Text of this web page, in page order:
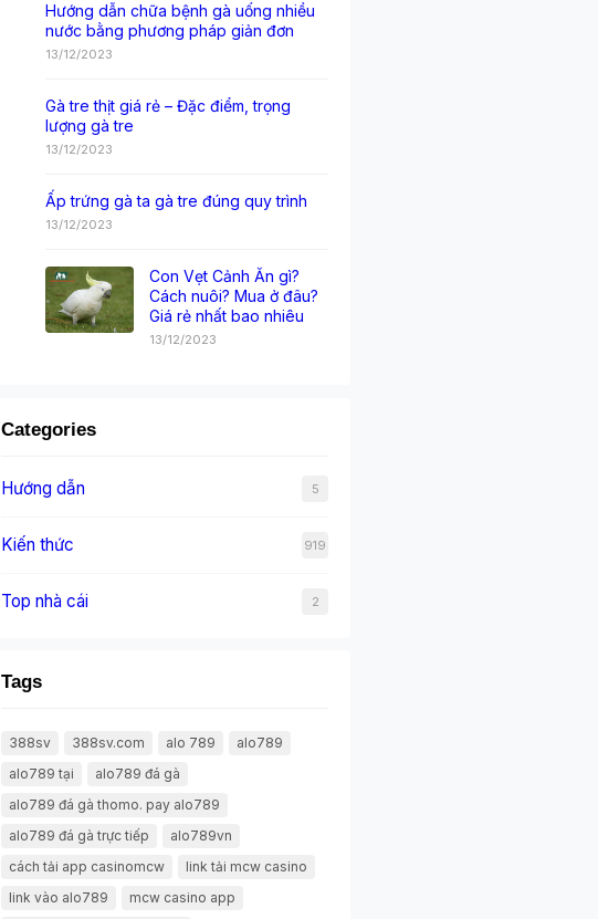
Hướng dẫn chữa bệnh gà uống nhiều
nước bằng phương pháp giản đơn
13/12/2023
Gà tre thịt giá rẻ – Đặc điểm, trọng
lượng gà tre
13/12/2023
Ấp trứng gà ta gà tre đúng quy trình
13/12/2023
Con Vẹt Cảnh Ăn gì?
Cách nuôi? Mua ở đâu?
Giá rẻ nhất bao nhiêu
13/12/2023
Categories
Hướng dẫn 5
Kiến thức 919
Top nhà cái 2
Tags
388sv 388sv.com alo 789
alo789
alo789 tại
alo789 đá gà
alo789 đá gà thomo. pay alo789
alo789 đá gà trực tiếp
alo789vn
cách tải app casinomcw
link tải mcw casino
link vào alo789
mcw casino app